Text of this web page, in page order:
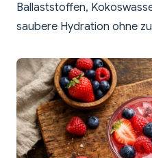
Ballaststoffen,
saubere Hydration ohne